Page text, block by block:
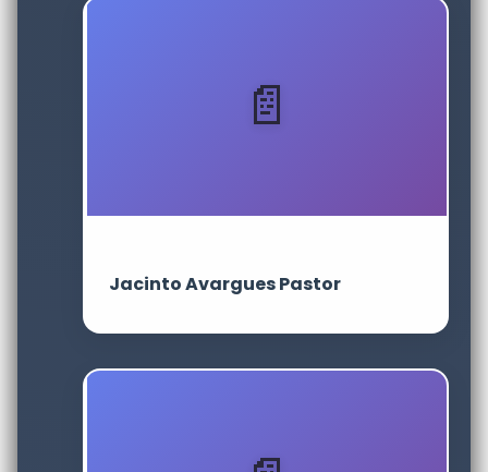
Jacinto Avargues Pastor